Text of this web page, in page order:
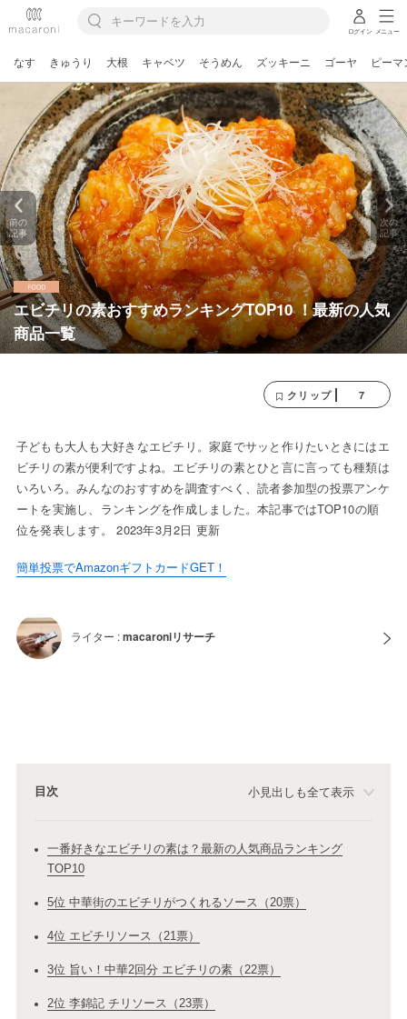
ログイン メニュー
なす きゅうり 大根 キャベツ そうめん ズッキーニ ゴーヤ ピーマ
エビチリの素おすすめランキングTOP10 ！最新の人気
商品一覧
前の
記事
次の
記事
クリップ 7
子どもも大人も大好きなエビチリ。家庭でサッと作りたいときにはエ
ビチリの素が便利ですよね。エビチリの素とひと言に言っても種類は
いろいろ。みんなのおすすめを調査すべく、読者参加型の投票アンケ
ートを実施し、ランキングを作成しました。本記事ではTOP10の順
位を発表します。 2023年3月2日 更新
簡単投票でAmazonギフトカードGET！
ライター :macaroniリサーチ
目次 小見出しも全て表示
一番好きなエビチリの素は？最新の人気商品ランキング
TOP10
5位 中華街のエビチリがつくれるソース（20票）
4位 エビチリソース（21票）
3位 旨い！中華2回分 エビチリの素（22票）
2位 李錦記 チリソース（23票）